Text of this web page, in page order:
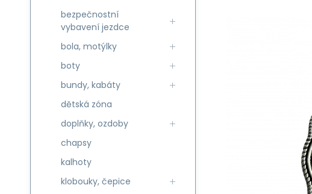
bezpečnostní
vybavení jezdce
bola, motýlky
boty
bundy, kabáty
dětská zóna
doplňky, ozdoby
chapsy
kalhoty
klobouky, čepice